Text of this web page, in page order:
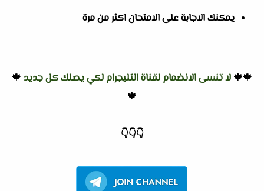
يمكنك الاجابة على الامتحان اكثر من مرة
🍁🍁 لا تنسى الانضمام لقناة التليجرام لكي يصلك كل جديد 🍁
🍁
👇
👇
👇